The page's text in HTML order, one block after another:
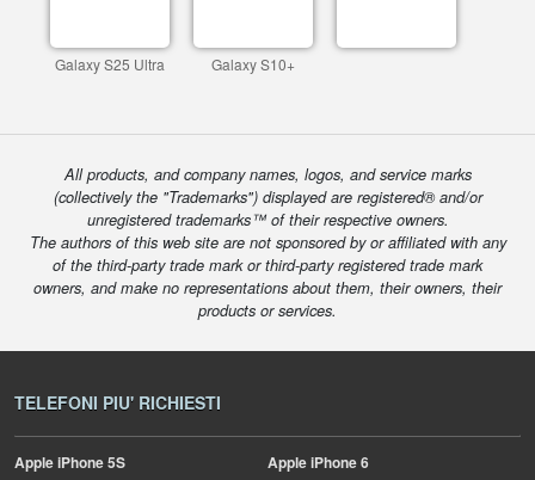
Galaxy S25 Ultra Galaxy S10+
All products, and company names, logos, and service marks
(collectively the "Trademarks") displayed are registered® and/or
unregistered trademarks™ of their respective owners.
The authors of this web site are not sponsored by or affiliated with any
of the third-party trade mark or third-party registered trade mark
owners, and make no representations about them, their owners, their
products or services.
TELEFONI PIU' RICHIESTI
AppleiPhone 5S AppleiPhone 6